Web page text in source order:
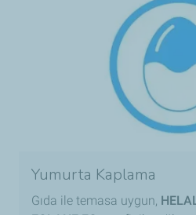
Yumurta Kaplama
Gıda ile temasa uygun,